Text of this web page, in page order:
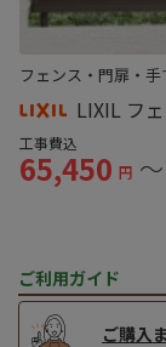
フェンス・門扉・手
LIXIL フ
工事費込
65,450 円 ～
ご利用ガイド
ご購入